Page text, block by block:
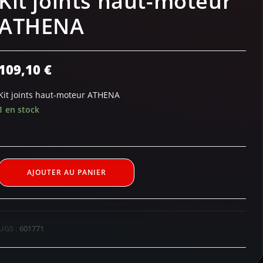
€
joints haut-moteur ATHENA
en stock
AJOUTER AU PANIER
: 601771